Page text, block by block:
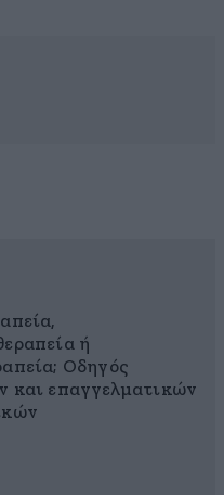
ή
Οδηγός
και επαγγελματικών